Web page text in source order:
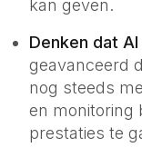
kan geven.
Denken dat
geavanceerd
nog steeds
en monitoring
prestaties te